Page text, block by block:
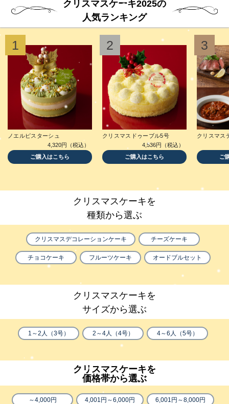
クリスマスケーキ2025の
人気ランキング
1
ノエルピスターシュ
4,320円（税込）
ご購入はこちら
2
クリスマスドゥーブル5号
4,536円（税込）
ご購入はこちら
3
クリスマス
ご
クリスマスケーキを
種類から選ぶ
クリスマスデコレーションケーキ チーズケーキ
チョコケーキ フルーツケーキ オードブルセット
クリスマスケーキを
サイズから選ぶ
1～2人（3号） 2～4人（4号） 4～6人（5号）
クリスマスケーキを
価格帯から選ぶ
～4,000円 4,001円～6,000円 6,001円～8,000円